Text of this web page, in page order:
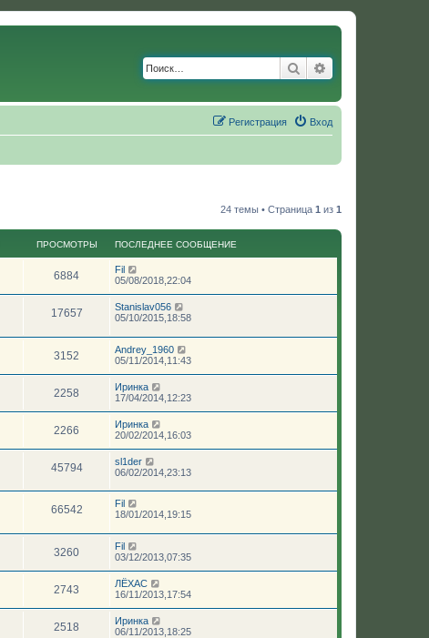
Поиск
Вход
Регистрация
24 темы • Страница 1 из 1
ПРОСМОТРЫ ПОСЛЕДНЕЕ СООБЩЕНИЕ
6884
Fil
05/08/2018,22:04
17657
Stanislav056
05/10/2015,18:58
3152
Andrey_1960
05/11/2014,11:43
2258
Иринка
17/04/2014,12:23
2266
Иринка
20/02/2014,16:03
45794
sl1der
06/02/2014,23:13
66542
Fil
18/01/2014,19:15
3260
Fil
03/12/2013,07:35
2743
ЛЁХАС
16/11/2013,17:54
2518
Иринка
06/11/2013,18:25